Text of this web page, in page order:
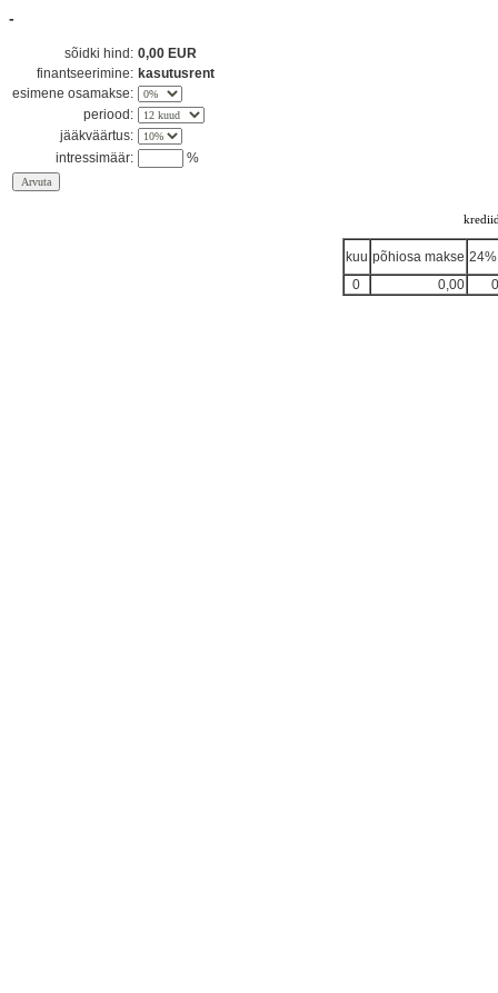
-
sõidki hind: 0,00 EUR
finantseerimine: kasutusrent
esimene osamakse:
periood:
jääkväärtus:
intressimäär:
%
kuu põhiosa makse
0
0,00